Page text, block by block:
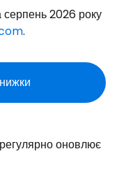
серпень 2026 року
.
оновлює